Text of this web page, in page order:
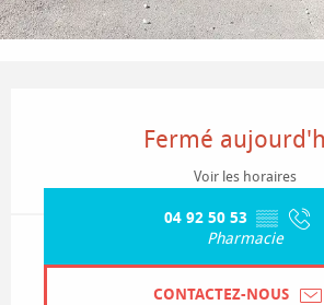
Fermé
Voir les horaires
04 92 50 53 ▒▒
Pharmacie
CONTACTEZ-NOUS